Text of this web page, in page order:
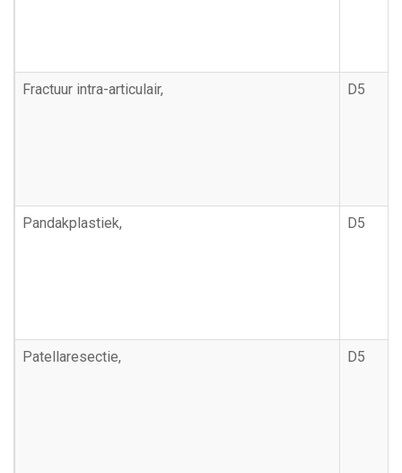
Fractuur intra-articulair, D5
Pandakplastiek, D5
Patellaresectie, D5